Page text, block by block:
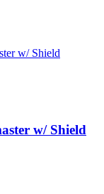
w/ Shield